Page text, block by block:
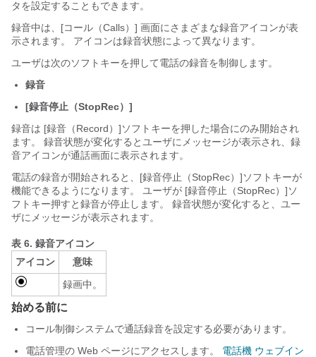
タを設定することもできます。
録音中は、[コール（Calls）] 画面にさまざまな録音アイコンが表
示されます。 アイコンは録音状態によって異なります。
ユーザは次のソフトキーを押して電話の録音を制御します。
録音
[録音停止（StopRec）]
録音は [録音（Record）]ソフトキーを押した場合にのみ開始され
ます。 録音状態が変化するとユーザにメッセージが表示され、録
音アイコンが通話画面に表示されます。
電話の録音が開始されると、[録音停止（StopRec）]ソフトキーが
機能できるようになります。 ユーザが [録音停止（StopRec）]ソ
フトキー押すと録音が停止します。 録音状態が変化すると、ユー
ザにメッセージが表示されます。
表 6. 録音アイコン
アイコン
意味
録画中。
始める前に
コール制御システムで通話録音を設定する必要があります。
電話管理の Web ページにアクセスします。 電話機 ウェブイン